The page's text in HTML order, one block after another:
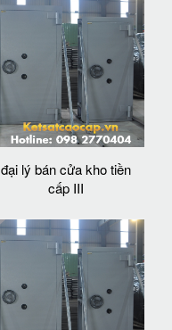
đại lý bán cửa kho tiền
cấp III